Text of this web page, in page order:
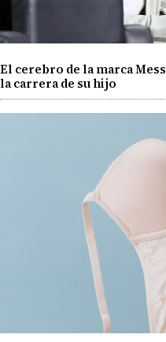
El cerebro de la marca
la carrera de su hijo